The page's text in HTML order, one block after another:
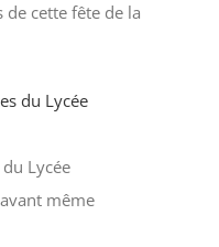
de cette fête de la
Lycée
même